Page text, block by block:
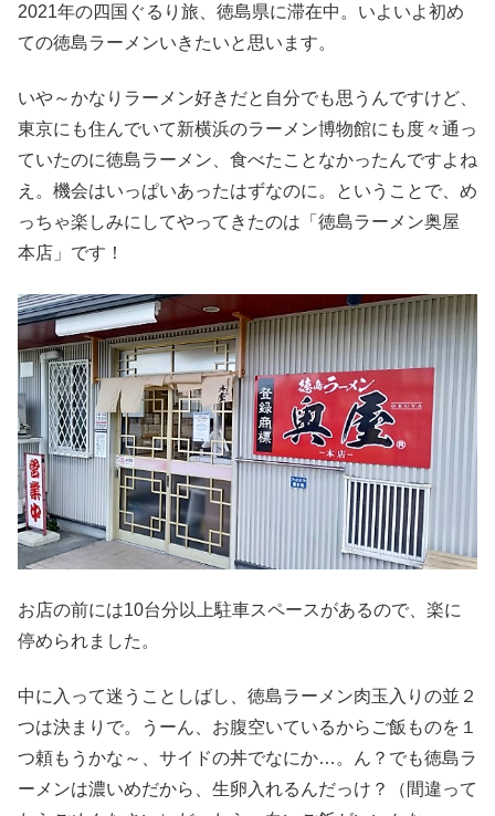
2021年の四国ぐるり旅、徳島県に滞在中。いよいよ初め
ての徳島ラーメンいきたいと思います。
いや～かなりラーメン好きだと自分でも思うんですけど、
東京にも住んでいて新横浜のラーメン博物館にも度々通っ
ていたのに徳島ラーメン、食べたことなかったんですよね
え。機会はいっぱいあったはずなのに。ということで、め
っちゃ楽しみにしてやってきたのは「徳島ラーメン奥屋
本店」です！
お店の前には10台分以上駐車スペースがあるので、楽に
停められました。
中に入って迷うことしばし、徳島ラーメン肉玉入りの並２
つは決まりで。うーん、お腹空いているからご飯ものを１
つ頼もうかな～、サイドの丼でなにか…。ん？でも徳島ラ
ーメンは濃いめだから、生卵入れるんだっけ？（間違って